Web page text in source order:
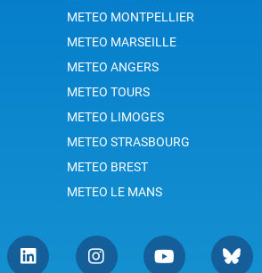
METEO MONTPELLIER
METEO MARSEILLE
METEO ANGERS
METEO TOURS
METEO LIMOGES
METEO STRASBOURG
METEO BREST
METEO LE MANS